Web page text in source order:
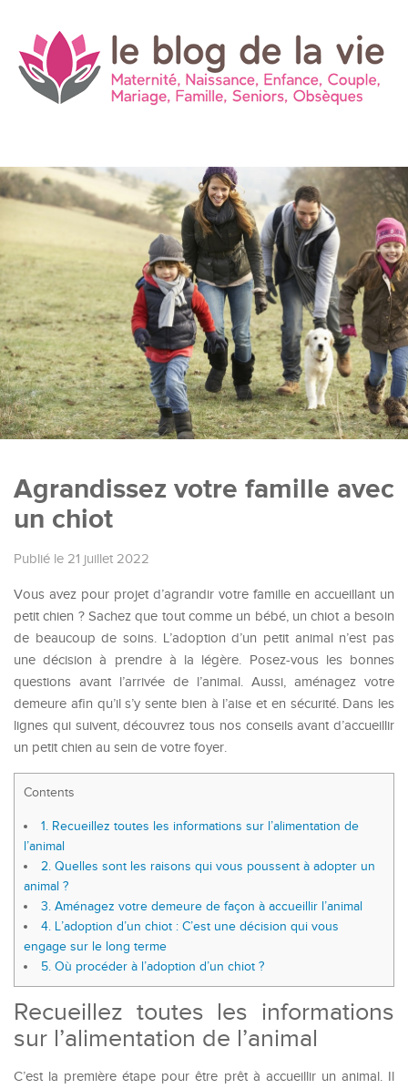
Agrandissez votre famille avec
un chiot
Publié le 21 juillet 2022
Vous avez pour projet d’agrandir votre famille en accueillant un
petit chien ? Sachez que tout comme un bébé, un chiot a besoin
de beaucoup de soins. L’adoption d’un petit animal n’est pas
une décision à prendre à la légère. Posez-vous les bonnes
questions avant l’arrivée de l’animal. Aussi, aménagez votre
demeure afin qu’il s’y sente bien à l’aise et en sécurité. Dans les
lignes qui suivent, découvrez tous nos conseils avant d’accueillir
un petit chien au sein de votre foyer.
Contents
1. Recueillez toutes les informations sur l’alimentation de
l’animal
2. Quelles sont les raisons qui vous poussent à adopter un
animal ?
3. Aménagez votre demeure de façon à accueillir l’animal
4. L’adoption d’un chiot : C’est une décision qui vous
engage sur le long terme
5. Où procéder à l’adoption d’un chiot ?
Recueillez toutes les informations
sur l’alimentation de l’animal
C’est la première étape pour être prêt à accueillir un animal. Il